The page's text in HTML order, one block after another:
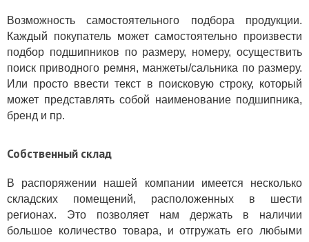
Возможность самостоятельного подбора продукции.
Каждый покупатель может самостоятельно произвести
подбор подшипников по размеру, номеру, осуществить
поиск приводного ремня, манжеты/сальника по размеру.
Или просто ввести текст в поисковую строку, который
может представлять собой наименование подшипника,
бренд и пр.
Собственный склад
В распоряжении нашей компании имеется несколько
складских помещений, расположенных в шести
регионах. Это позволяет нам держать в наличии
большое количество товара, и отгружать его любыми